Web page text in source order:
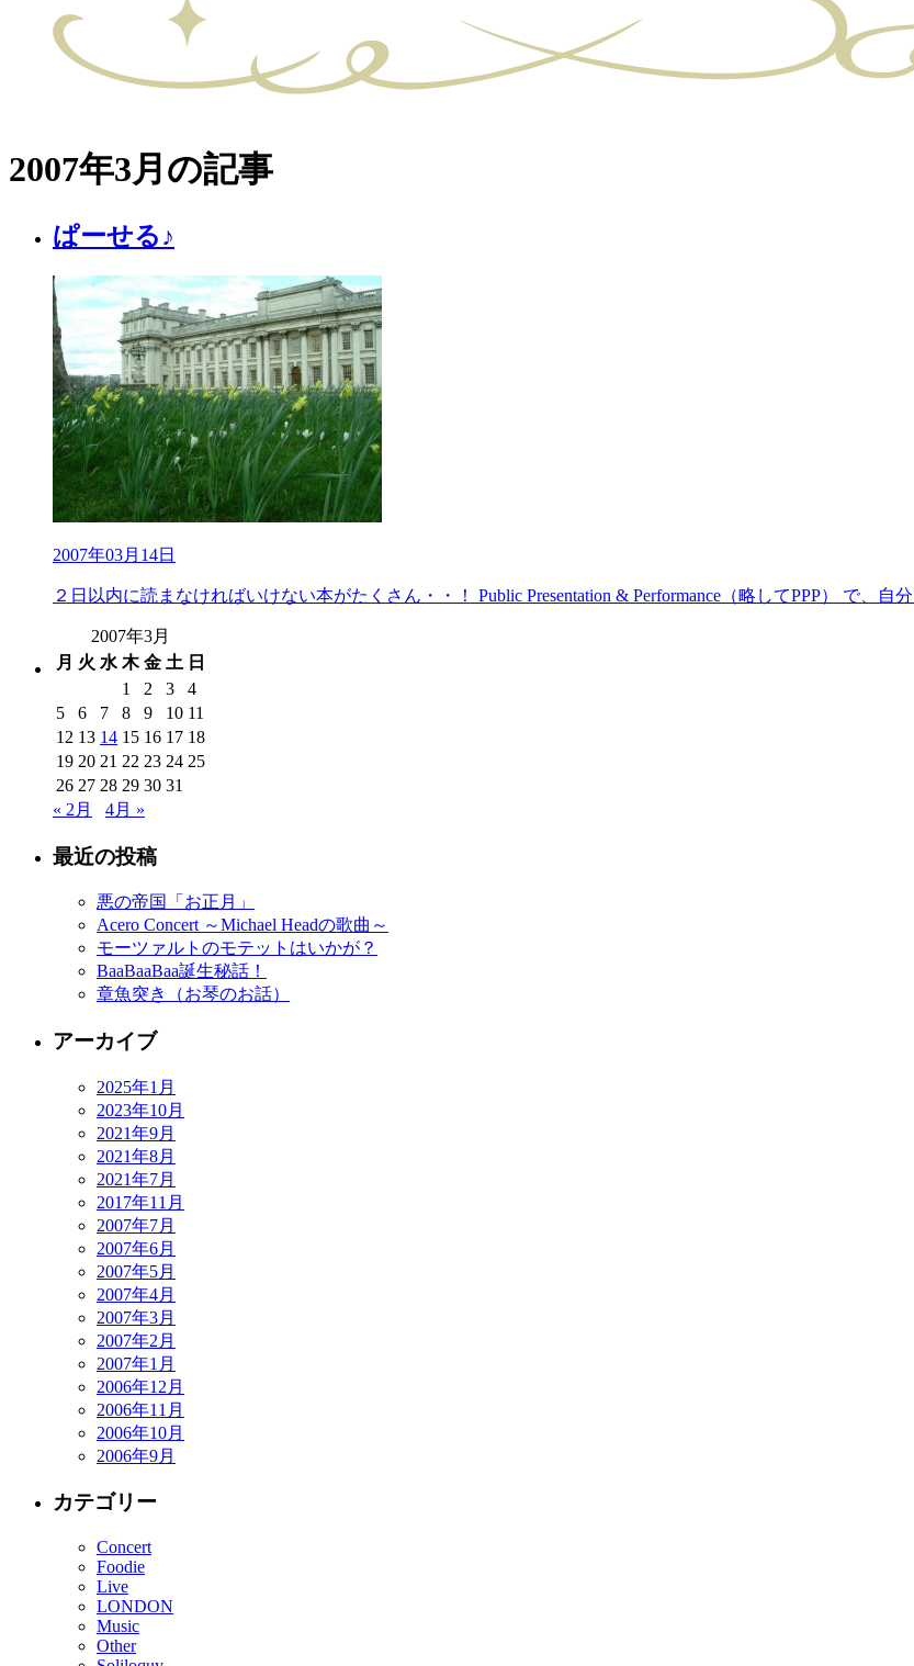
2007年3月の記事
ぱーせる♪
2007年03月14日
２日以内に読まなければいけない本がたくさん・・！ Public Presentation & Performance（略してPPP） で、
2007年3月
月 火 水 木 金 土 日
1
2 3
4
5
6 7 8 9 10 11
12 13 14 15 16 17 18
19 20 21 22 23 24 25
26 27 28 29 30 31
« 2月
4月 »
最近の投稿
悪の帝国「お正月」
Acero Concert ～Michael Headの歌曲～
モーツァルトのモテットはいかが？
BaaBaaBaa誕生秘話！
章魚突き（お琴のお話）
アーカイブ
2025年1月
2023年10月
2021年9月
2021年8月
2021年7月
2017年11月
2007年7月
2007年6月
2007年5月
2007年4月
2007年3月
2007年2月
2007年1月
2006年12月
2006年11月
2006年10月
2006年9月
カテゴリー
Concert
Foodie
Live
LONDON
Music
Other